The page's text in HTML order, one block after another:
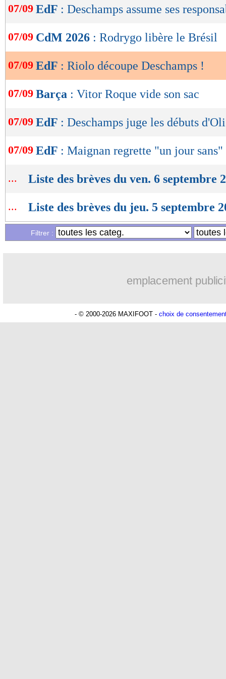
de
OK
07/09 EdF : Deschamps assume ses
07/09 CdM 2026 : Rodrygo libère le Brésil
07/09 EdF : Riolo découpe Deschamps !
07/09 Barça : Vitor Roque vide son sac
07/09 EdF : Deschamps juge les débuts
07/09 EdF : Maignan regrette "un jour sans"
... Liste des brèves du ven. 6 septembre
... Liste des brèves du jeu. 5 septembre
Filtrer :
emplacement
- © 2000-2026 MAXIFOOT - choix de